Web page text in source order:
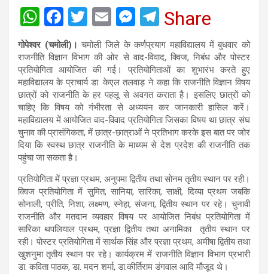
W
h
at
s
A
p
p
F
a
ce
b
o
o
k
T
wi
tt
er
E
m
ail
M
es
se
n
g
er
T
el
e
gr
a
m
Share
गोपेश्वर (चमोली)। चमोली जिले के कर्णप्रयाग महाविद्यालय में बुधवार को
राजनीति विज्ञान विभाग की ओर से वाद-विवाद, क्विज, निबंध और पोस्टर
प्रतियोगिता आयोजित की गई। प्रतियोगिताओं का शुभारंभ करते हुए
महाविद्यालय के प्राचार्य डा. केएल तलवाड़ ने कहा कि राजनीति विज्ञान विषय
छात्रों को राजनीति के हर पहलू से अवगत कराता है। इसलिए छात्रों को
चाहिए कि विषय को गंभीरता से अध्ययन कर जानकारी हासिल करें।
महाविद्यालय में आयोजित वाद-विवाद प्रतियोगिता जिसका विषय था छात्र संघ
चुनाव की प्रासंगिकता, में छात्र-छात्राओं ने प्रतिभाग करके इस बात पर जोर
दिया कि स्वस्थ छात्र राजनीति के माध्यम से देश प्रदेश की राजनीति तक
पहुंचा जा सकता है।
प्रतियोगिता में प्रज्ञा प्रथम, अनुपमा द्वितीय तथा सोनम तृतीय स्थान पर रही।
क्विज प्रतियोगिता में सुमित, सानिया, सारिका, साक्षी, दिव्या प्रथम जबकि
सोनाली, प्रीति, निशा, लक्ष्मण, स्नेहा, संजना, द्वितीय स्थान पर रहे। चुनावी
राजनीति और मतदान व्यवहार विषय पर आयोजित निबंध प्रतियोगिता में
सारिका थपलियाल प्रथम, प्रज्ञा द्वितीय तथा अनामिका तृतीय स्थान पर
रही। पोस्टर प्रतियोगिता में सार्थक सिंह और प्रज्ञा प्रथम, अमीषा द्वितीय तथा
खुशनुमा तृतीय स्थान पर रहे। कार्यक्रम में राजनीति विज्ञान विभाग प्रभारी
डा. कविता पाठक, डा. मदन शर्मा, डा.कीर्तिराम डंगवाल आदि मौजूद थे।